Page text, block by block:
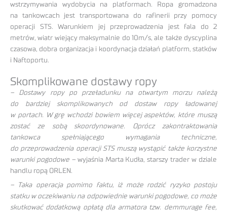
wstrzymywania wydobycia na platformach. Ropa gromadzona
na tankowcach jest transportowana do rafinerii przy pomocy
operacji STS. Warunkiem jej przeprowadzenia jest fala do 2
metrów, wiatr wiejący maksymalnie do 10m/s, ale także dyscyplina
czasowa, dobra organizacja i koordynacja działań platform, statków
i Naftoportu.
Skomplikowane dostawy ropy
– Dostawy ropy po przeładunku na otwartym morzu należą
do bardziej skomplikowanych od dostaw ropy ładowanej
w portach. W grę wchodzi bowiem więcej aspektów, które muszą
zostać ze sobą skoordynowane. Oprócz zakontraktowania
tankowca spełniającego wymagania techniczne,
do przeprowadzenia operacji STS muszą wystąpić także korzystne
warunki pogodowe –wyjaśnia Marta Kudła, starszy trader w dziale
handlu ropą ORLEN.
– Taka operacja pomimo faktu, iż może rodzić ryzyko postoju
statku w oczekiwaniu na odpowiednie warunki pogodowe, co może
skutkować dodatkową opłatą dla armatora tzw. demmurage fee,